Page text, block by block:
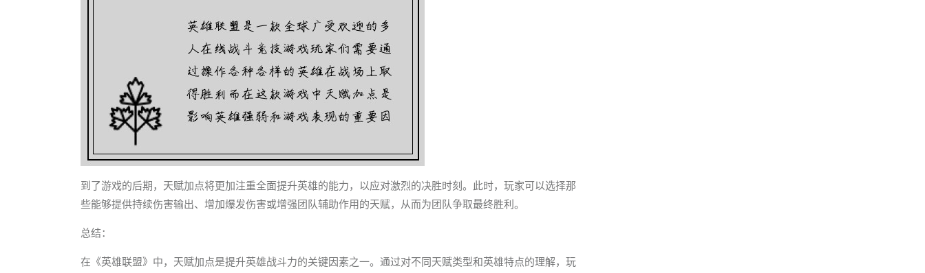
到了游戏的后期，天赋加点将更加注重全面提升英雄的能力，以应对激烈的决胜时刻。此时，玩家可以选择那
些能够提供持续伤害输出、增加爆发伤害或增强团队辅助作用的天赋，从而为团队争取最终胜利。
总结：
在《英雄联盟》中，天赋加点是提升英雄战斗力的关键因素之一。通过对不同天赋类型和英雄特点的理解，玩